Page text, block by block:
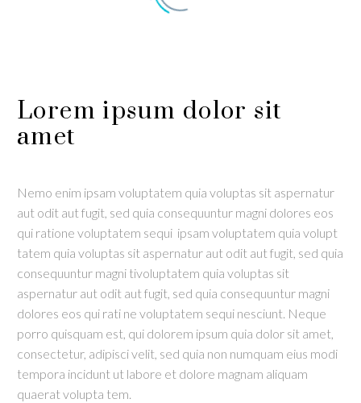
Lorem ipsum dolor sit
amet
Nemo enim ipsam voluptatem quia voluptas sit aspernatur
aut odit aut fugit, sed quia consequuntur magni dolores eos
qui ratione voluptatem sequi ipsam voluptatem quia volupt
tatem quia voluptas sit aspernatur aut odit aut fugit, sed quia
consequuntur magni tivoluptatem quia voluptas sit
aspernatur aut odit aut fugit, sed quia consequuntur magni
dolores eos qui rati ne voluptatem sequi nesciunt. Neque
porro quisquam est, qui dolorem ipsum quia dolor sit amet,
consectetur, adipisci velit, sed quia non numquam eius modi
tempora incidunt ut labore et dolore magnam aliquam
quaerat volupta tem.